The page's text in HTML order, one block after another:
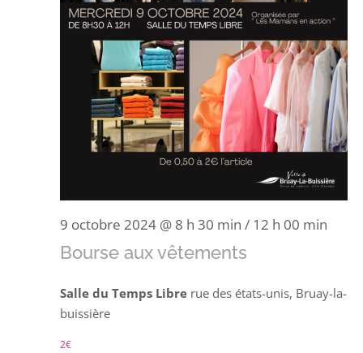
9 octobre 2024 @ 8 h 30 min / 12 h 00 min
Bourse aux vêtements
Salle du Temps Libre rue des états-unis, Bruay-la-
buissière
2€